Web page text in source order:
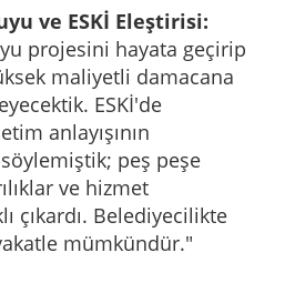
ve ESKİ Eleştirisi:
projesini hayata geçirip
maliyetli damacana
ESKİ'de
anlayışının
peş peşe
ve hizmet
çıkardı. Belediyecilikte
mümkündür."